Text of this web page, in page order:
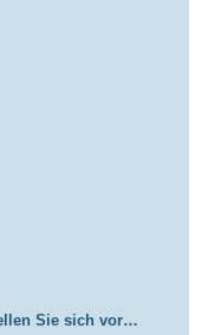
Sie sich vor…